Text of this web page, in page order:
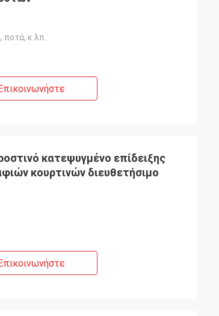
ποτά, κ.λπ.
κατεψυγμένο επίδειξης
κουρτινών διευθετήσιμο